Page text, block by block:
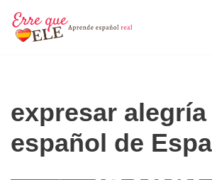
Saltar
expresar alegría
español de